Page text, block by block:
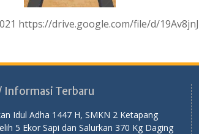
https://drive.google.com/file/d/
Informasi Terbaru
Idul Adha 1447 H, SMKN 2 Ketapang
5 Ekor Sapi dan Salurkan 370 Kg Daging